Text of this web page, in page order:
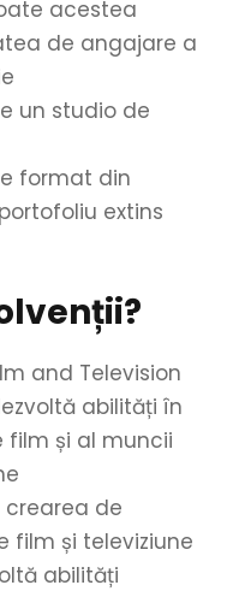
acestea
de angajare a
un studio de
format din
extins
and Television
abilități în
film și al muncii
crearea de
film și televiziune
abilități